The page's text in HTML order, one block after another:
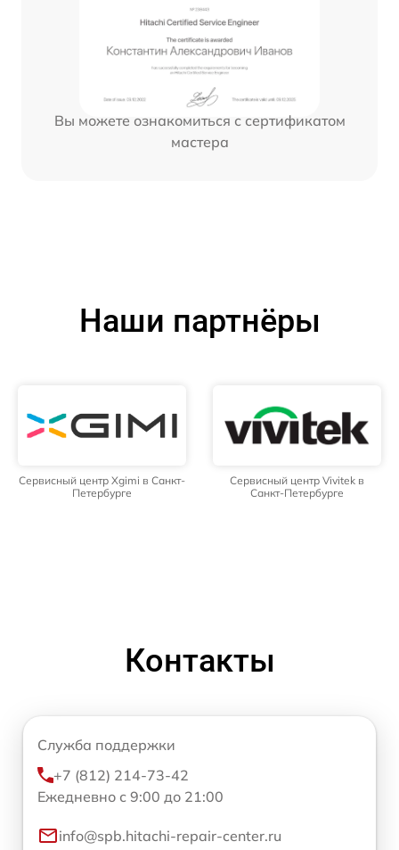
Вы можете ознакомиться с сертификатом
мастера
Наши партнёры
Сервисный центр Xgimi в Санкт-
Петербурге
Сервисный центр Vivitek в
Санкт-Петербурге
Контакты
Служба поддержки
+7 (812) 214-73-42
Ежедневно с 9:00 до 21:00
info@spb.hitachi-repair-center.ru